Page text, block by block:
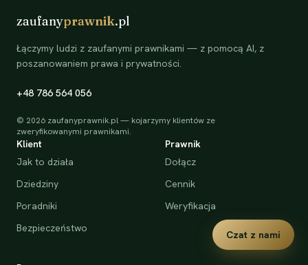
zaufanyprawnik.pl
Łączymy ludzi z zaufanymi prawnikami — z pomocą AI, z
poszanowaniem prawa i prywatności.
+48 786 564 056
© 2026 zaufanyprawnik.pl — kojarzymy klientów ze
zweryfikowanymi prawnikami.
Klient
Jak to działa
Dziedziny
Poradniki
Bezpieczeństwo
Prawnik
Dołącz
Cennik
Weryfikacja
Czat z nami